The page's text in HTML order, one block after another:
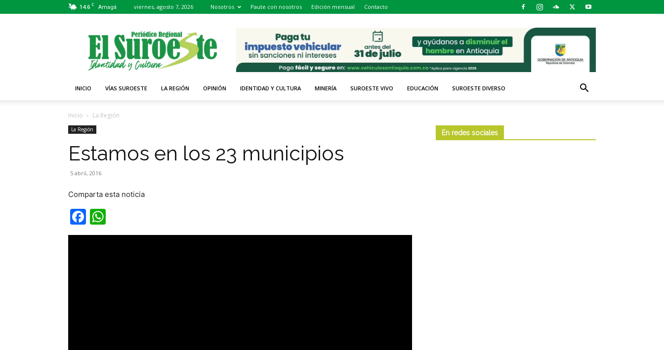
14.6 C Amagá viernes, agosto 7, 2026 Nosotros Paute con nosotros Edición mensual Contacto
Periódico
El
Suroeste
INICIO VÍAS SUROESTE LA REGIÓN OPINIÓN IDENTIDAD Y CULTURA MINERÍA SUROESTE VIVO EDUCACIÓN SUROESTE DIVERSO
Inicio La Región
La Región
Estamos en los 23 municipios
5 abril, 2016
Comparta esta noticia
Facebook
En redes sociales